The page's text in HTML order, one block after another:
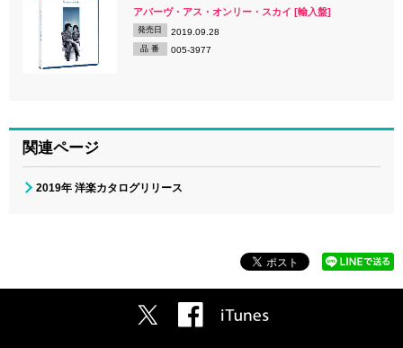
アバーヴ・アス・オンリー・スカイ [輸入盤]
発売日 2019.09.28
品 番 005-3977
関連ページ
2019年 洋楽カタログリリース